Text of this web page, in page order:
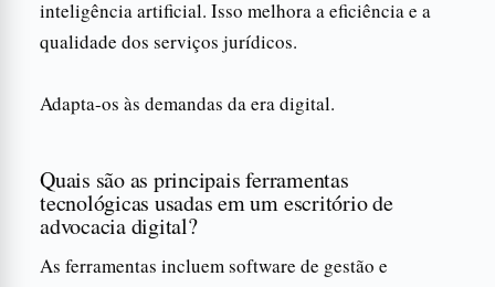
inteligência artificial. Isso melhora a eficiência e a
qualidade dos serviços jurídicos.
Adapta-os às demandas da era digital.
Quais são as principais ferramentas
tecnológicas usadas em um escritório de
advocacia digital?
As ferramentas incluem software de gestão e